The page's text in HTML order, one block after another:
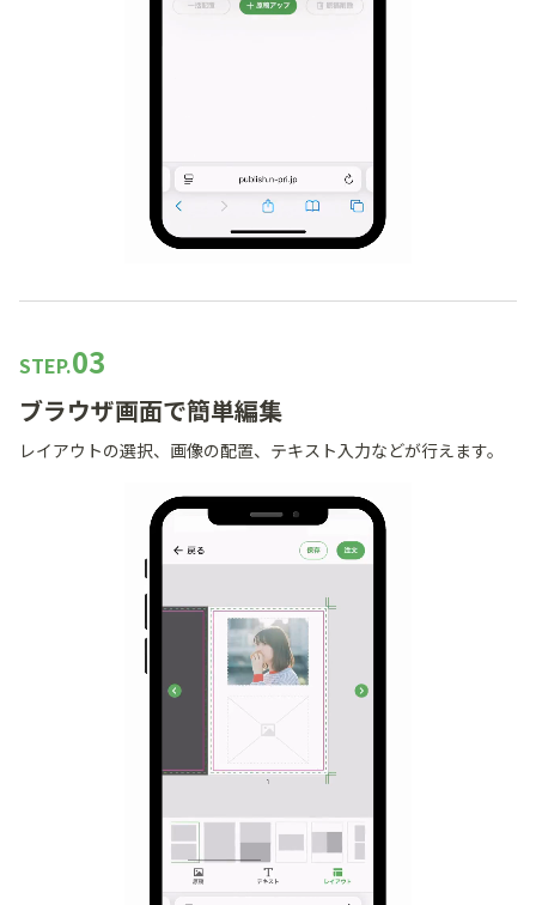
STEP.03
ブラウザ画面で簡単編集
レイアウトの選択、画像の配置、テキスト入力などが行えます。